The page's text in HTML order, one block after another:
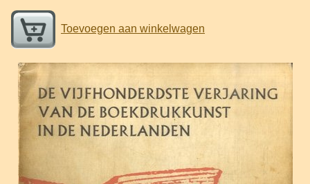
Toevoegen aan winkelwagen